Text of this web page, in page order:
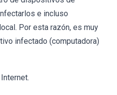
e incluso
Por esta razón, es muy
infectado (computadora)